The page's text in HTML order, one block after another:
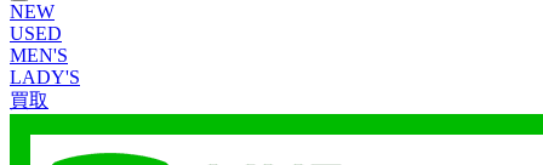
NEW
USED
MEN'S
LADY'S
買取